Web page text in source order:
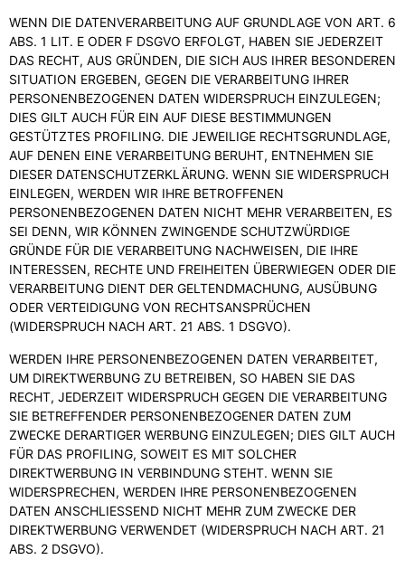
WENN DIE DATENVERARBEITUNG AUF GRUNDLAGE VON ART. 6
ABS. 1 LIT. E ODER F DSGVO ERFOLGT, HABEN SIE JEDERZEIT
DAS RECHT, AUS GRÜNDEN, DIE SICH AUS IHRER BESONDEREN
SITUATION ERGEBEN, GEGEN DIE VERARBEITUNG IHRER
PERSONENBEZOGENEN DATEN WIDERSPRUCH EINZULEGEN;
DIES GILT AUCH FÜR EIN AUF DIESE BESTIMMUNGEN
GESTÜTZTES PROFILING. DIE JEWEILIGE RECHTSGRUNDLAGE,
AUF DENEN EINE VERARBEITUNG BERUHT, ENTNEHMEN SIE
DIESER DATENSCHUTZERKLÄRUNG. WENN SIE WIDERSPRUCH
EINLEGEN, WERDEN WIR IHRE BETROFFENEN
PERSONENBEZOGENEN DATEN NICHT MEHR VERARBEITEN, ES
SEI DENN, WIR KÖNNEN ZWINGENDE SCHUTZWÜRDIGE
GRÜNDE FÜR DIE VERARBEITUNG NACHWEISEN, DIE IHRE
INTERESSEN, RECHTE UND FREIHEITEN ÜBERWIEGEN ODER DIE
VERARBEITUNG DIENT DER GELTENDMACHUNG, AUSÜBUNG
ODER VERTEIDIGUNG VON RECHTSANSPRÜCHEN
(WIDERSPRUCH NACH ART. 21 ABS. 1 DSGVO).
WERDEN IHRE PERSONENBEZOGENEN DATEN VERARBEITET,
UM DIREKTWERBUNG ZU BETREIBEN, SO HABEN SIE DAS
RECHT, JEDERZEIT WIDERSPRUCH GEGEN DIE VERARBEITUNG
SIE BETREFFENDER PERSONENBEZOGENER DATEN ZUM
ZWECKE DERARTIGER WERBUNG EINZULEGEN; DIES GILT AUCH
FÜR DAS PROFILING, SOWEIT ES MIT SOLCHER
DIREKTWERBUNG IN VERBINDUNG STEHT. WENN SIE
WIDERSPRECHEN, WERDEN IHRE PERSONENBEZOGENEN
DATEN ANSCHLIESSEND NICHT MEHR ZUM ZWECKE DER
DIREKTWERBUNG VERWENDET (WIDERSPRUCH NACH ART. 21
ABS. 2 DSGVO).